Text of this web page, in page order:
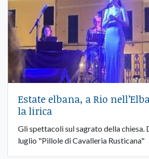
Estate elbana, a Rio
la lirica
Gli spettacoli sul sagrato della chiesa.
luglio "Pillole di Cavalleria Rusticana"